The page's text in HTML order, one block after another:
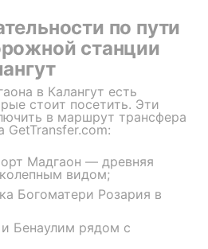
по пути
станции
в Калангут есть
стоит посетить. Эти
в маршрут трансфера
GetTransfer.com:
Мадгаон — древняя
видом;
Богоматери Розария в
Бенаулим рядом с